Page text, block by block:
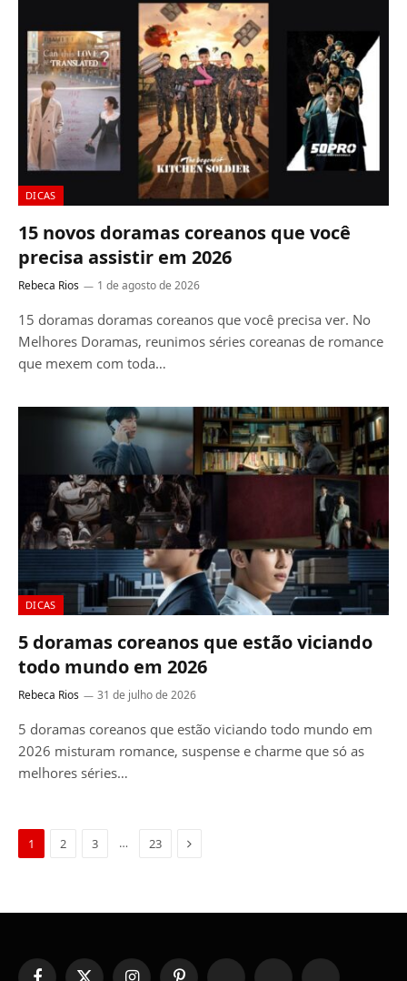
DICAS
15 novos doramas coreanos que você
precisa assistir em 2026
Rebeca Rios 1 de agosto de 2026
15 doramas doramas coreanos que você precisa ver. No
Melhores Doramas, reunimos séries coreanas de romance
que mexem com toda…
DICAS
5 doramas coreanos que estão viciando
todo mundo em 2026
Rebeca Rios 31 de julho de 2026
5 doramas coreanos que estão viciando todo mundo em
2026 misturam romance, suspense e charme que só as
melhores séries…
1 2 3 … 23 Next